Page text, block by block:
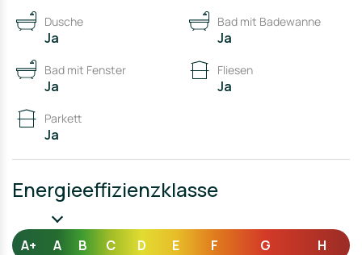
2 Stellplätze auf dem Grundstück
Dusche
Ja
Bad mit Badewanne
Ja
Bad mit Fenster
Ja
Fliesen
Ja
Parkett
Ja
Energieeffizienzklasse
A+ A B C D E F G H